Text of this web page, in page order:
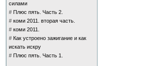
силами
# Плюс пять. Часть 2.
# коми 2011. вторая часть.
# коми 2011.
# Как устроено зажигание и как
искать искру
# Плюс пять. Часть 1.